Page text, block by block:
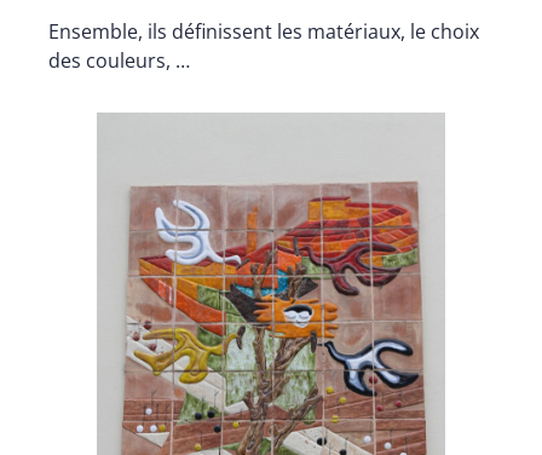
Ensemble, ils définissent les matériaux, le choix
des couleurs, …